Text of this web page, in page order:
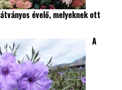
évelő, melyeknek ott
A